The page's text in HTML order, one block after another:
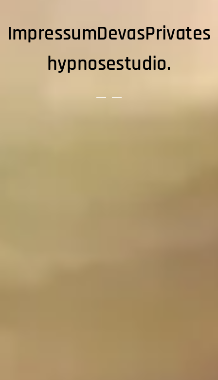
ImpressumDevasPrivates
hypnosestudio.